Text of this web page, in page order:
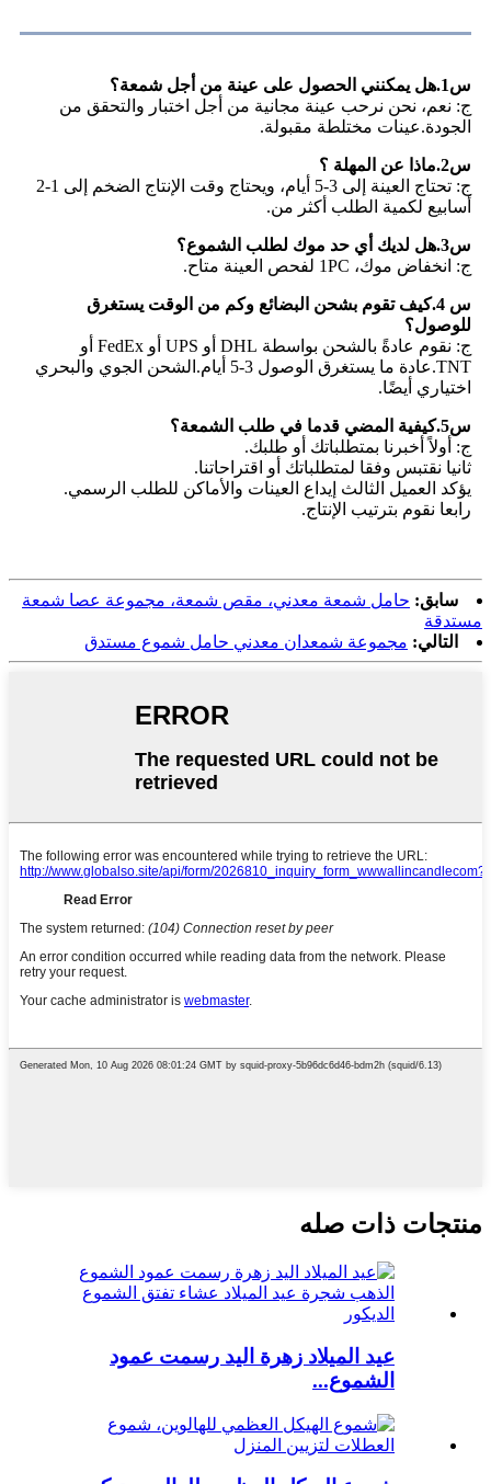
س1.هل يمكنني الحصول على عينة من أجل شمعة؟
ج: نعم، نحن نرحب عينة مجانية من أجل اختبار والتحقق من
الجودة.عينات مختلطة مقبولة.
س2.ماذا عن المهلة ؟
ج: تحتاج العينة إلى 3-5 أيام، ويحتاج وقت الإنتاج الضخم إلى 1-2
أسابيع لكمية الطلب أكثر من.
س3.هل لديك أي حد موك لطلب الشموع؟
ج: انخفاض موك، 1PC لفحص العينة متاح.
س 4.كيف تقوم بشحن البضائع وكم من الوقت يستغرق
للوصول؟
ج: نقوم عادةً بالشحن بواسطة DHL أو UPS أو FedEx أو
TNT.عادة ما يستغرق الوصول 3-5 أيام.الشحن الجوي والبحري
اختياري أيضًا.
س5.كيفية المضي قدما في طلب الشمعة؟
ج: أولاً أخبرنا بمتطلباتك أو طلبك.
ثانيا نقتبس وفقا لمتطلباتك أو اقتراحاتنا.
يؤكد العميل الثالث إيداع العينات والأماكن للطلب الرسمي.
رابعا نقوم بترتيب الإنتاج.
سابق: حامل شمعة معدني، مقص شمعة، مجموعة عصا شمعة
مستدقة
التالي: مجموعة شمعدان معدني حامل شموع مستدق
منتجات ذات صله
عيد الميلاد زهرة اليد رسمت عمود
الشموع...